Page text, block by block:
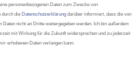
personenbezogenen Daten zum Zwecke von
durch die Datenschutzerklärung darüber informiert, dass die von
nicht an Dritte weitergegeben werden. Ich bin außerdem
mit Wirkung für die Zukunft widersprechen und zu jederzeit
erhobenen Daten verlangen kann.